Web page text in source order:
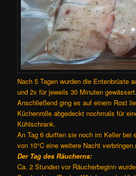
Nach 5 Tagen wurden die Entenbrüste
und 2x für jeweils 30 Minuten gewässert.
Anschließend ging es auf einem Rost
Küchenrolle abgedeckt nochmals für
Kühlschrank.
An Tag 6 durften sie noch im Keller bei
von 10°C eine weitere Nacht
Der Tag des Räucherns:
Ca. 2 Stunden vor Räucherbeginn